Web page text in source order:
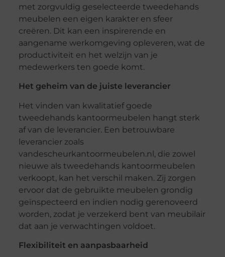
met zorgvuldig geselecteerde tweedehands
meubelen een eigen karakter en sfeer
creëren. Dit kan een inspirerende en
aangename werkomgeving opleveren, wat de
productiviteit en het welzijn van je
medewerkers ten goede komt.
Het geheim van de juiste leverancier
Het vinden van kwalitatief goede
tweedehands kantoormeubelen hangt sterk
af van de leverancier. Een betrouwbare
leverancier zoals
vandescheurkantoormeubelen.nl, die zowel
nieuwe als tweedehands kantoormeubelen
verkoopt, kan het verschil maken. Zij zorgen
ervoor dat de gebruikte meubelen grondig
geïnspecteerd en indien nodig gerenoveerd
worden, zodat je verzekerd bent van meubilair
dat aan je verwachtingen voldoet.
Flexibiliteit en aanpasbaarheid